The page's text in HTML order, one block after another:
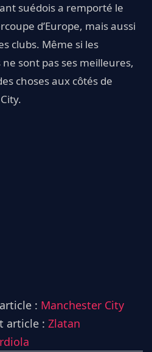
suédois a remporté le
d’Europe, mais aussi
clubs. Même si les
sont pas ses meilleures,
choses aux côtés de
: Manchester City
article : Zlatan